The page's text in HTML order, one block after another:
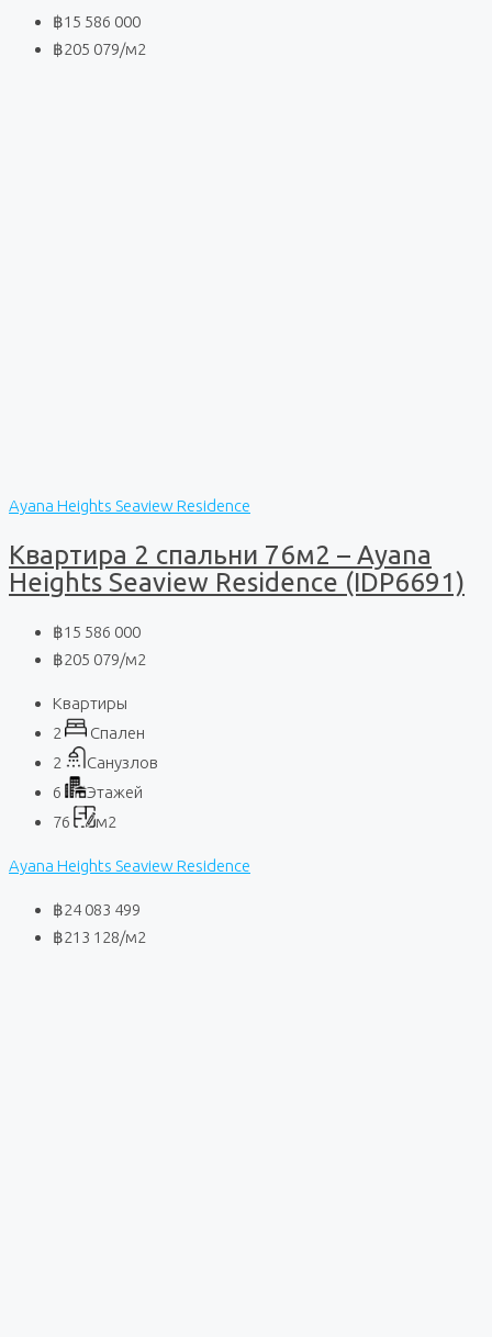
฿15 586 000
฿205 079/м2
Ayana Heights Seaview Residence
Квартира 2 спальни 76м2 – Ayana
Heights Seaview Residence (IDP6691)
฿15 586 000
฿205 079/м2
Квартиры
2
Спален
2
Санузлов
6
Этажей
76
м2
Ayana Heights Seaview Residence
฿24 083 499
฿213 128/м2